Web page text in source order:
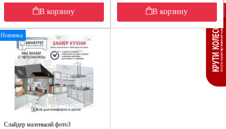
В корзину
В корзину
Новинка
Слайдер маленький фото3